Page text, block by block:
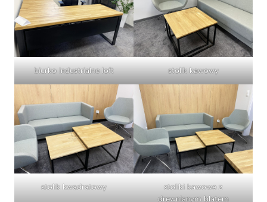
biurko industrialne loft stolik kawowy
stolik kwadratowy
stoliki kawowe z
drewnianym blatem